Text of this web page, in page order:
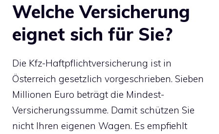
Welche Versicherung
eignet sich für Sie?
Die Kfz-Haftpflichtversicherung ist in
Österreich gesetzlich vorgeschrieben. Sieben
Millionen Euro beträgt die Mindest-
Versicherungssumme. Damit schützen Sie
nicht Ihren eigenen Wagen. Es empfiehlt